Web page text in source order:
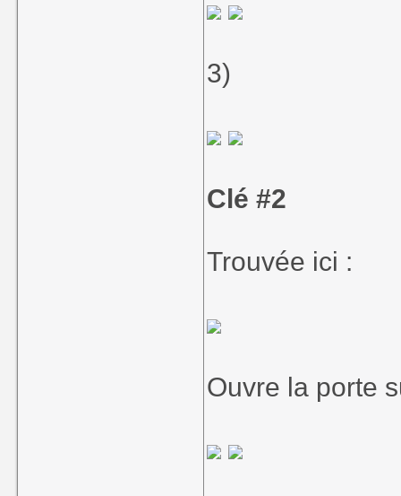
3)
Clé #2
Trouvée ici :
Ouvre la porte